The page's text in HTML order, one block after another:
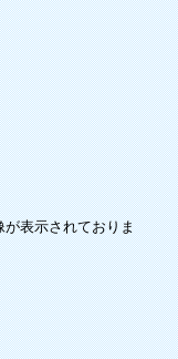
が表示されておりま